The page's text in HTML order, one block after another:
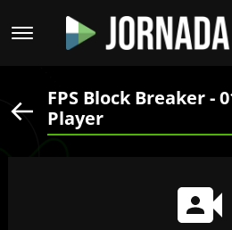
FPS Block Breaker -
Player